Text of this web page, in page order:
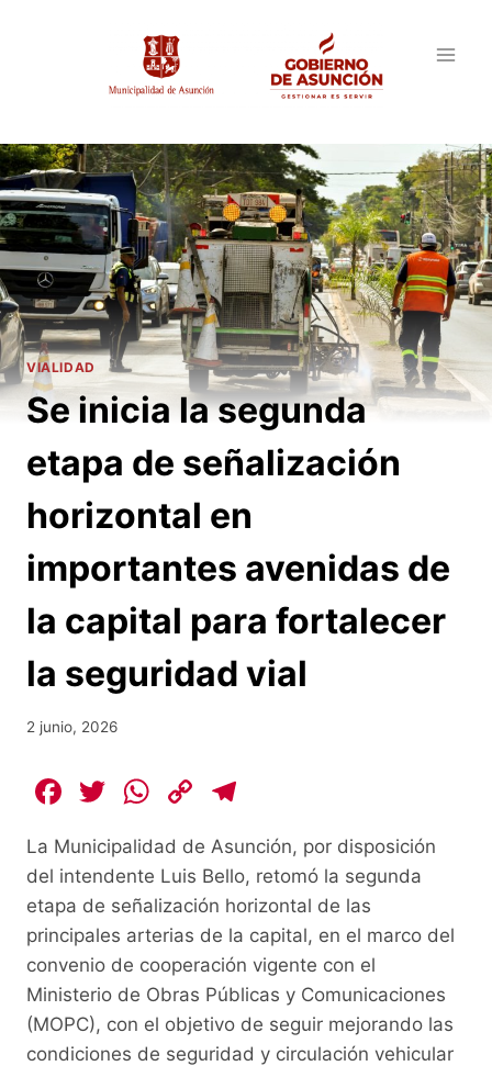
VIALIDAD
Se inicia la segunda
etapa de señalización
horizontal en
importantes avenidas de
la capital para fortalecer
la seguridad vial
2 junio, 2026
F
c
e
b
o
o
k
T
itt
er
W
at
s
A
p
p
C
p
y
Li
n
k
e
gr
a
m
La Municipalidad de Asunción, por disposición
del intendente Luis Bello, retomó la segunda
etapa de señalización horizontal de las
principales arterias de la capital, en el marco del
convenio de cooperación vigente con el
Ministerio de Obras Públicas y Comunicaciones
(MOPC), con el objetivo de seguir mejorando las
condiciones de seguridad y circulación vehicular